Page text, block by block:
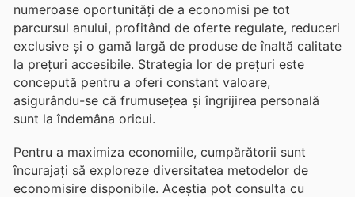
numeroase oportunități de a economisi pe tot
parcursul anului, profitând de oferte regulate, reduceri
exclusive și o gamă largă de produse de înaltă calitate
la prețuri accesibile. Strategia lor de prețuri este
concepută pentru a oferi constant valoare,
asigurându-se că frumusețea și îngrijirea personală
sunt la îndemâna oricui.
Pentru a maximiza economiile, cumpărătorii sunt
încurajați să exploreze diversitatea metodelor de
economisire disponibile. Aceștia pot consulta cu